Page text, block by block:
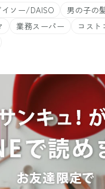
イソー/DAISO
男の子の
業務スーパー コスト